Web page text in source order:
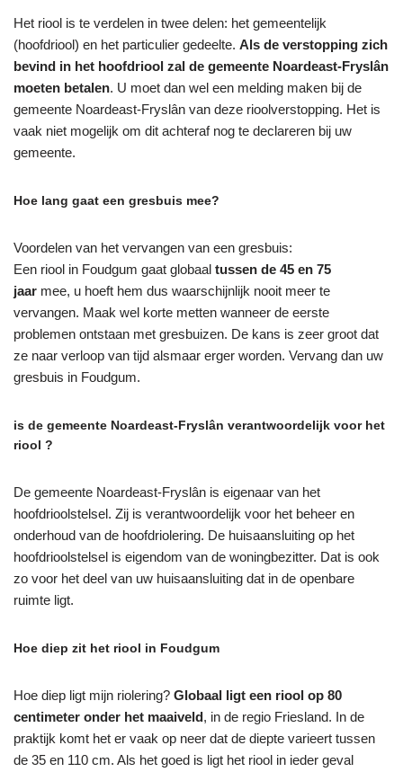
Het riool is te verdelen in twee delen: het gemeentelijk
(hoofdriool) en het particulier gedeelte. Als de verstopping zich
bevind in het hoofdriool zal de gemeente Noardeast-Fryslân
moeten betalen. U moet dan wel een melding maken bij de
gemeente Noardeast-Fryslân van deze rioolverstopping. Het is
vaak niet mogelijk om dit achteraf nog te declareren bij uw
gemeente.
Hoe lang gaat een gresbuis mee?
Voordelen van het vervangen van een gresbuis:
Een riool in Foudgum gaat globaal tussen de 45 en 75
jaar mee, u hoeft hem dus waarschijnlijk nooit meer te
vervangen. Maak wel korte metten wanneer de eerste
problemen ontstaan met gresbuizen. De kans is zeer groot dat
ze naar verloop van tijd alsmaar erger worden. Vervang dan uw
gresbuis in Foudgum.
is de gemeente Noardeast-Fryslân verantwoordelijk voor het
riool ?
De gemeente Noardeast-Fryslân is eigenaar van het
hoofdrioolstelsel. Zij is verantwoordelijk voor het beheer en
onderhoud van de hoofdriolering. De huisaansluiting op het
hoofdrioolstelsel is eigendom van de woningbezitter. Dat is ook
zo voor het deel van uw huisaansluiting dat in de openbare
ruimte ligt.
Hoe diep zit het riool in Foudgum
Hoe diep ligt mijn riolering? Globaal ligt een riool op 80
centimeter onder het maaiveld, in de regio Friesland. In de
praktijk komt het er vaak op neer dat de diepte varieert tussen
de 35 en 110 cm. Als het goed is ligt het riool in ieder geval